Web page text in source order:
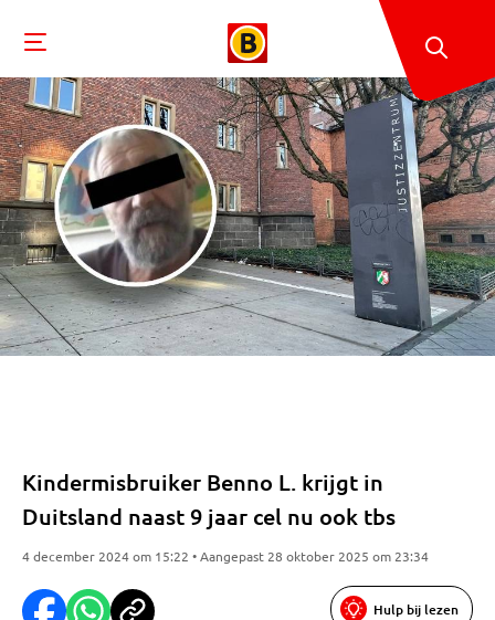
Kindermisbruiker Benno L. krijgt in
Duitsland naast 9 jaar cel nu ook tbs
4 december 2024 om 15:22 • Aangepast 28 oktober 2025 om 23:34
Hulp bij lezen